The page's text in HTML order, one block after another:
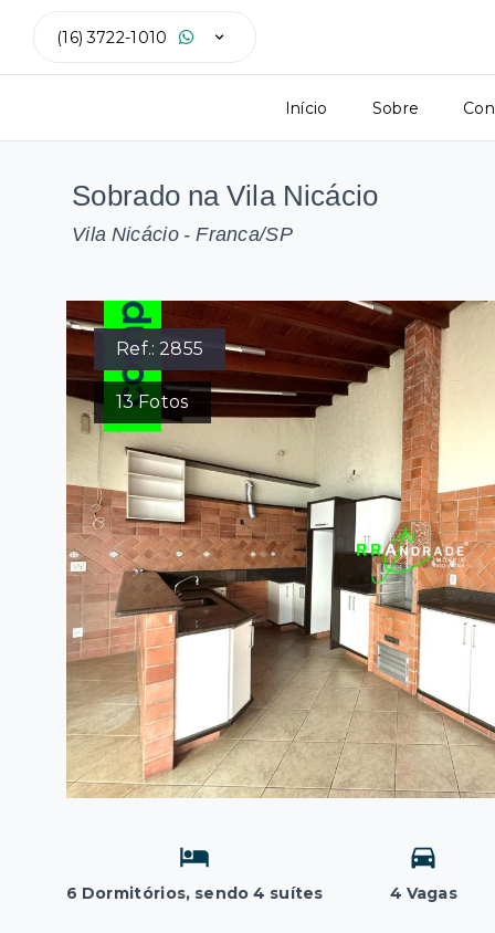
(16) 3722-1010
Início Sobre
Sobrado na Vila Nicácio
Vila Nicácio - Franca/SP
Ref.: 2855
13Fotos
6 Dormitórios, sendo 4 suítes 4 Vagas